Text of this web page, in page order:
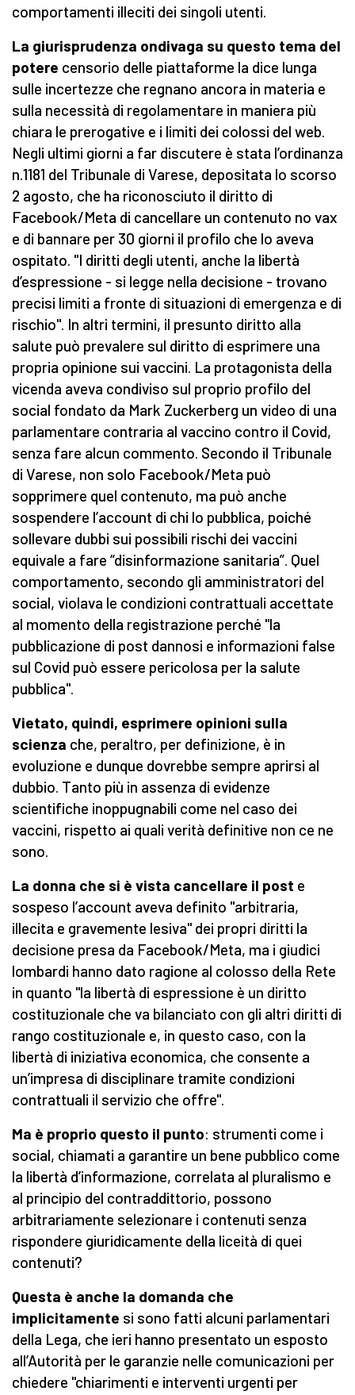
comportamenti illeciti dei singoli utenti.
La giurisprudenza ondivaga su questo tema del
potere censorio delle piattaforme la dice lunga
sulle incertezze che regnano ancora in materia e
sulla necessità di regolamentare in maniera più
chiara le prerogative e i limiti dei colossi del web.
Negli ultimi giorni a far discutere è stata l’ordinanza
n.1181 del Tribunale di Varese, depositata lo scorso
2 agosto, che ha riconosciuto il diritto di
Facebook/Meta di cancellare un contenuto no vax
e di bannare per 30 giorni il profilo che lo aveva
ospitato. "I diritti degli utenti, anche la libertà
d’espressione - si legge nella decisione - trovano
precisi limiti a fronte di situazioni di emergenza e di
rischio". In altri termini, il presunto diritto alla
salute può prevalere sul diritto di esprimere una
propria opinione sui vaccini. La protagonista della
vicenda aveva condiviso sul proprio profilo del
social fondato da Mark Zuckerberg un video di una
parlamentare contraria al vaccino contro il Covid,
senza fare alcun commento. Secondo il Tribunale
di Varese, non solo Facebook/Meta può
sopprimere quel contenuto, ma può anche
sospendere l’account di chi lo pubblica, poiché
sollevare dubbi sui possibili rischi dei vaccini
equivale a fare “disinformazione sanitaria”. Quel
comportamento, secondo gli amministratori del
social, violava le condizioni contrattuali accettate
al momento della registrazione perché "la
pubblicazione di post dannosi e informazioni false
sul Covid può essere pericolosa per la salute
pubblica".
Vietato, quindi, esprimere opinioni sulla
scienza che, peraltro, per definizione, è in
evoluzione e dunque dovrebbe sempre aprirsi al
dubbio. Tanto più in assenza di evidenze
scientifiche inoppugnabili come nel caso dei
vaccini, rispetto ai quali verità definitive non ce ne
sono.
La donna che si è vista cancellare il post e
sospeso l’account aveva definito "arbitraria,
illecita e gravemente lesiva" dei propri diritti la
decisione presa da Facebook/Meta, ma i giudici
lombardi hanno dato ragione al colosso della Rete
in quanto "la libertà di espressione è un diritto
costituzionale che va bilanciato con gli altri diritti di
rango costituzionale e, in questo caso, con la
libertà di iniziativa economica, che consente a
un’impresa di disciplinare tramite condizioni
contrattuali il servizio che offre".
Ma è proprio questo il punto: strumenti come i
social, chiamati a garantire un bene pubblico come
la libertà d’informazione, correlata al pluralismo e
al principio del contraddittorio, possono
arbitrariamente selezionare i contenuti senza
rispondere giuridicamente della liceità di quei
contenuti?
Questa è anche la domanda che
implicitamente si sono fatti alcuni parlamentari
della Lega, che ieri hanno presentato un esposto
all’Autorità per le garanzie nelle comunicazioni per
chiedere "chiarimenti e interventi urgenti per